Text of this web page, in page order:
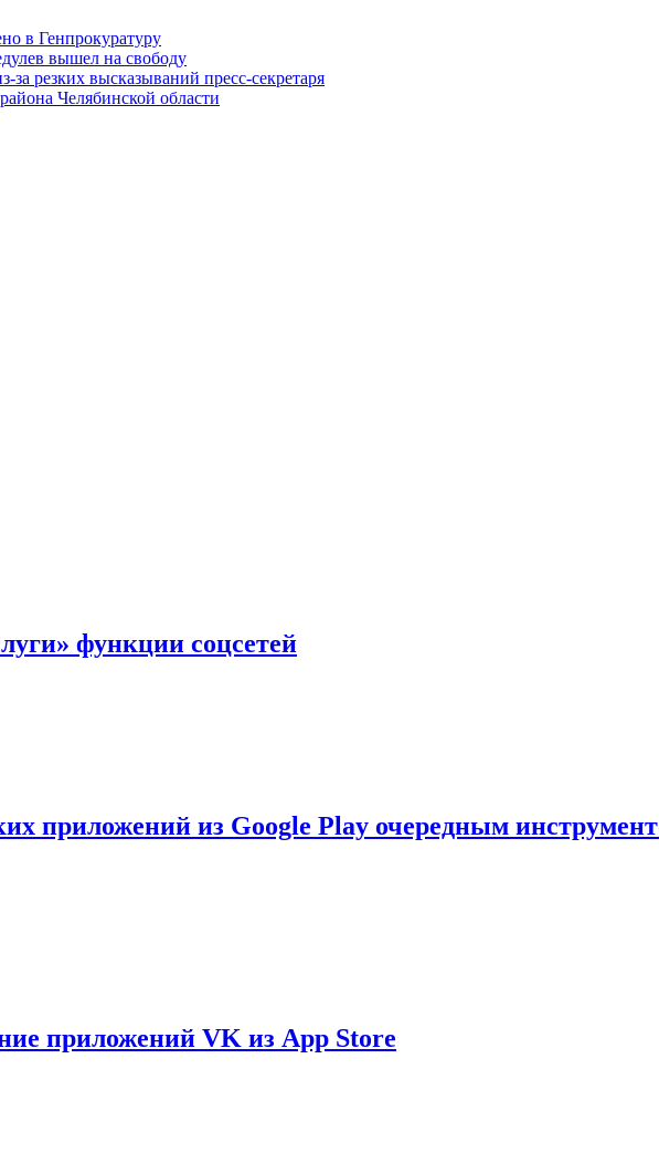
в Генпрокуратуру
вышел на свободу
резких высказываний пресс-секретаря
Челябинской области
функции соцсетей
приложений из Google Play очередным
приложений VK из App Store